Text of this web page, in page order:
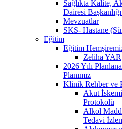
Sağlıkta Kalite,
Dairesi
Mevzuatlar
SKS- Hastane
Eğitim
Eğitim
Zeliha YAR
2026 Yılı
Planımız
Klinik Rehber ve
Akut
Protokolü
Alkol
Tedavi